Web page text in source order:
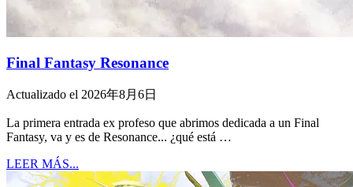
Final Fantasy Resonance
Actualizado el 2026年8月6日
La primera entrada ex profeso que abrimos dedicada a un Final
Fantasy, va y es de Resonance... ¿qué está …
LEER MÁS...